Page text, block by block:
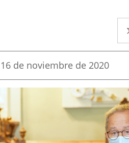
Fecha
la
16 de noviembre de 2020